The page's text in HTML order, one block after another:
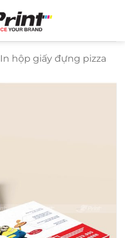
In hộp giấy đựng pizza